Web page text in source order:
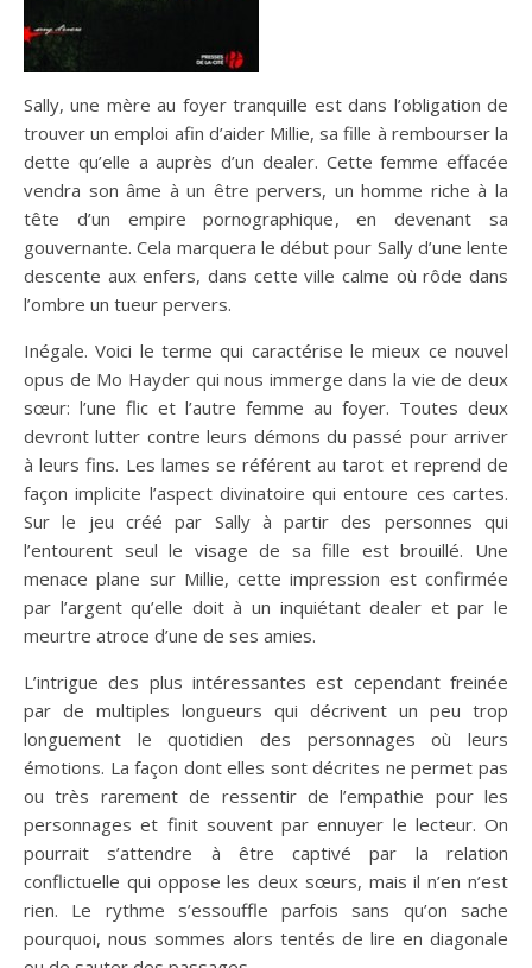
Sally, une mère au foyer tranquille est dans l’obligation de
trouver un emploi afin d’aider Millie, sa fille à rembourser la
dette qu’elle a auprès d’un dealer. Cette femme effacée
vendra son âme à un être pervers, un homme riche à la
tête d’un empire pornographique, en devenant sa
gouvernante. Cela marquera le début pour Sally d’une lente
descente aux enfers, dans cette ville calme où rôde dans
l’ombre un tueur pervers.
Inégale. Voici le terme qui caractérise le mieux ce nouvel
opus de Mo Hayder qui nous immerge dans la vie de deux
sœur: l’une flic et l’autre femme au foyer. Toutes deux
devront lutter contre leurs démons du passé pour arriver
à leurs fins. Les lames se référent au tarot et reprend de
façon implicite l’aspect divinatoire qui entoure ces cartes.
Sur le jeu créé par Sally à partir des personnes qui
l’entourent seul le visage de sa fille est brouillé. Une
menace plane sur Millie, cette impression est confirmée
par l’argent qu’elle doit à un inquiétant dealer et par le
meurtre atroce d’une de ses amies.
L’intrigue des plus intéressantes est cependant freinée
par de multiples longueurs qui décrivent un peu trop
longuement le quotidien des personnages où leurs
émotions. La façon dont elles sont décrites ne permet pas
ou très rarement de ressentir de l’empathie pour les
personnages et finit souvent par ennuyer le lecteur. On
pourrait s’attendre à être captivé par la relation
conflictuelle qui oppose les deux sœurs, mais il n’en n’est
rien. Le rythme s’essouffle parfois sans qu’on sache
pourquoi, nous sommes alors tentés de lire en diagonale